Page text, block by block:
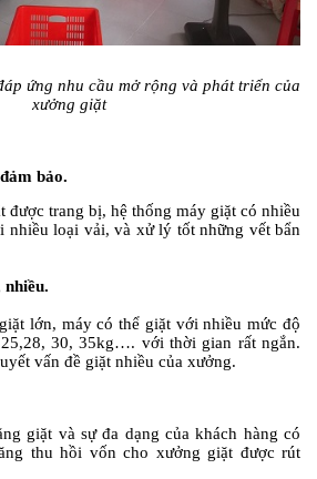
ứng nhu cầu mở rộng và phát triển của
xưởng giặt
bảo.
được trang bị, hệ thống máy giặt có nhiều
nhiều loại vải, và xử lý tốt những vết bẩn
lớn, máy có thể giặt với nhiều mức độ
30, 35kg…. với thời gian rất ngắn.
vấn đề giặt nhiều của xưởng.
giặt và sự đa dạng của khách hàng có
thu hồi vốn cho xưởng giặt được rút